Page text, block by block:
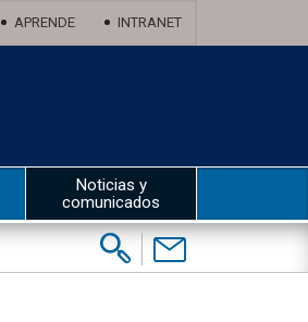
APRENDE INTRANET
Noticias y
comunicados
Buscar:
Contáctenos